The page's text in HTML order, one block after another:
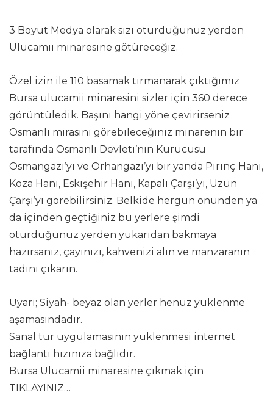
3 Boyut Medya olarak sizi oturduğunuz yerden
Ulucamii minaresine götüreceğiz.
Özel izin ile 110 basamak tırmanarak çıktığımız
Bursa ulucamii minaresini sizler için 360 derece
görüntüledik. Başını hangi yöne çevirirseniz
Osmanlı mirasını görebileceğiniz minarenin bir
tarafında Osmanlı Devleti’nin Kurucusu
Osmangazi’yi ve Orhangazi’yi bir yanda Pirinç Hanı,
Koza Hanı, Eskişehir Hanı, Kapalı Çarşı’yı, Uzun
Çarşı’yı görebilirsiniz. Belkide hergün önünden ya
da içinden geçtiğiniz bu yerlere şimdi
oturduğunuz yerden yukarıdan bakmaya
hazırsanız, çayınızı, kahvenizi alın ve manzaranın
tadını çıkarın.
Uyarı; Siyah- beyaz olan yerler henüz yüklenme
aşamasındadır.
Sanal tur uygulamasının yüklenmesi internet
bağlantı hızınıza bağlıdır.
Bursa Ulucamii minaresine çıkmak için
TIKLAYINIZ…